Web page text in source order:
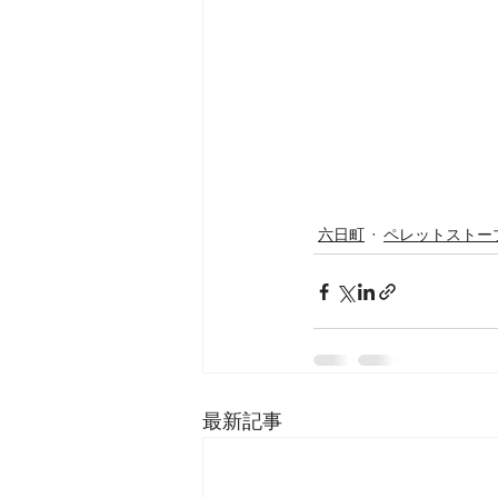
六日町 ペレットストー
最新記事